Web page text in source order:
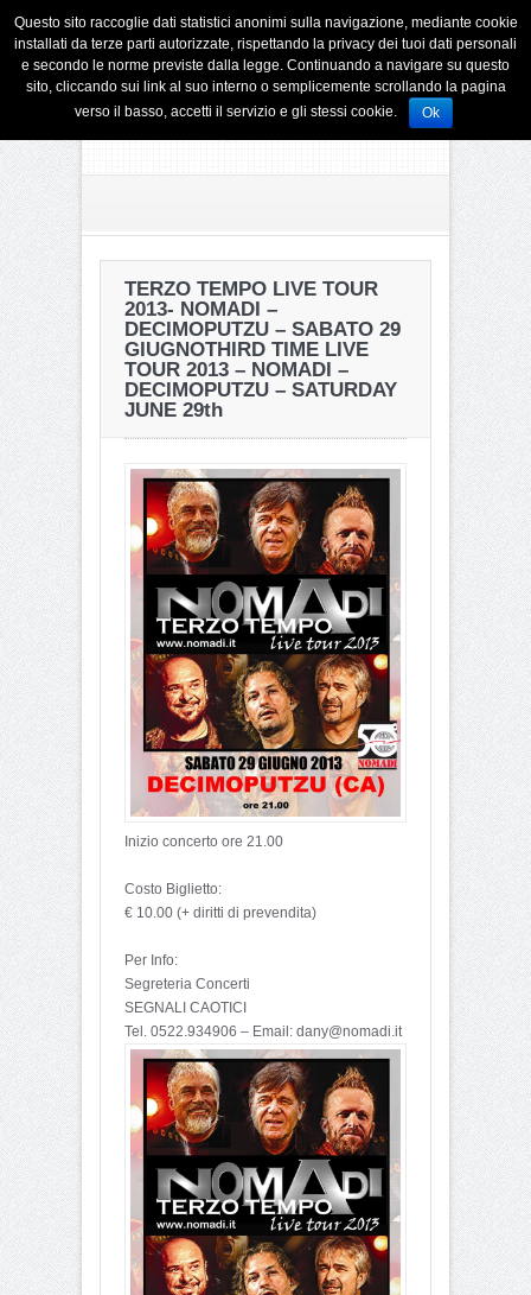
TERZO TEMPO LIVE TOUR
2013- NOMADI –
DECIMOPUTZU – SABATO 29
GIUGNOTHIRD TIME LIVE
TOUR 2013 – NOMADI –
DECIMOPUTZU – SATURDAY
JUNE 29th
Inizio concerto ore 21.00
Costo Biglietto:
€ 10.00 (+ diritti di prevendita)
Per Info:
Segreteria Concerti
SEGNALI CAOTICI
Tel. 0522.934906 – Email: dany@nomadi.it
Questo sito raccoglie dati statistici anonimi sulla navigazione, mediante cookie
installati da terze parti autorizzate, rispettando la privacy dei tuoi dati personali
e secondo le norme previste dalla legge. Continuando a navigare su questo
sito, cliccando sui link al suo interno o semplicemente scrollando la pagina
verso il basso, accetti il servizio e gli stessi cookie.
Ok